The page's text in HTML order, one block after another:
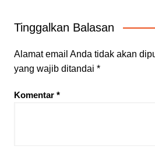
Tinggalkan Balasan
Alamat email Anda tidak akan
yang wajib ditandai *
Komentar *